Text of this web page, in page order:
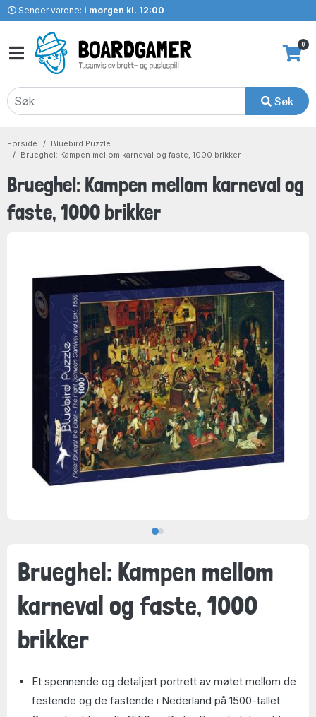
Sender varene: i morgen kl. 12:00
Søk
0
Forside
Bluebird Puzzle
Brueghel: Kampen mellom karneval og faste, 1000 brikker
Brueghel: Kampen mellom karneval og
faste, 1000 brikker
Brueghel: Kampen mellom
karneval og faste, 1000
brikker
Et spennende og detaljert portrett av møtet mellom de
festende og de fastende i Nederland på 1500-tallet